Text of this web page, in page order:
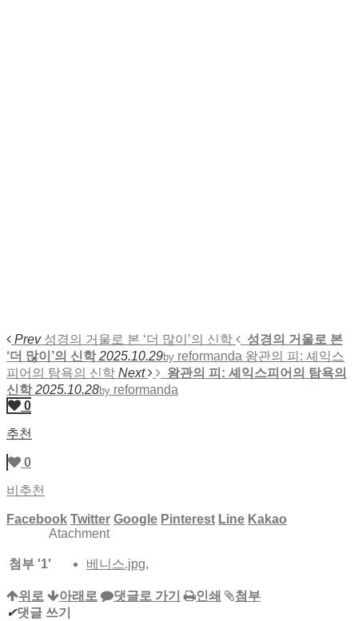
Prev성경의 거울로 본 ‘더 많이’의 신학
성경의 거울로 본
‘더 많이’의 신학 2025.10.29by reformanda 왕관의 피: 셰익스
피어의 탐욕의 신학 Next
왕관의 피: 셰익스피어의 탐욕의
신학 2025.10.28by reformanda
0
추천
0
비추천
Facebook Twitter Google Pinterest Line Kakao
Atachment
첨부 '1' 베니스.jpg,
위로 아래로 댓글로 가기 인쇄
첨부
✔댓글 쓰기